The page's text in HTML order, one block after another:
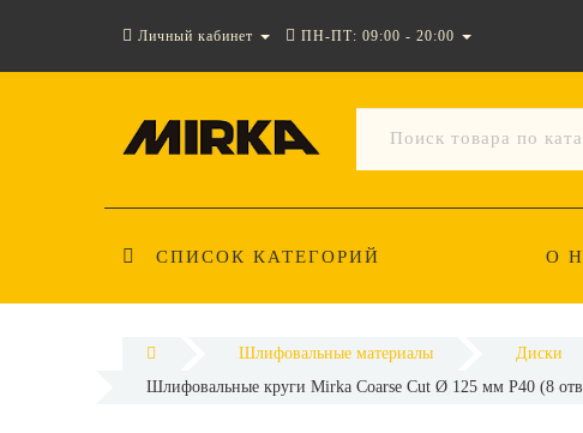
Личный кабинет ПН-ПТ: 09:00 - 20:00
СПИСОК КАТЕГОРИЙ О
Шлифовальные материалы Диски
Шлифовальные круги Mirka Coarse Cut Ø 125 мм P40 (8